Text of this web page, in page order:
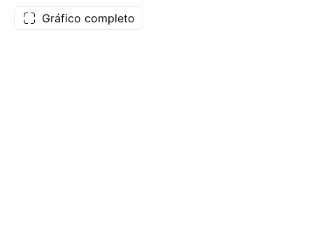
Gráfico completo